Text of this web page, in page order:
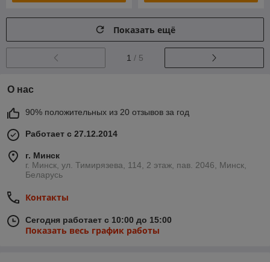
Показать ещё
1 / 5
О нас
90% положительных из 20 отзывов за год
Работает с 27.12.2014
г. Минск
г. Минск, ул. Тимирязева, 114, 2 этаж, пав. 2046, Минск,
Беларусь
Контакты
Сегодня работает с 10:00 до 15:00
Показать весь график работы